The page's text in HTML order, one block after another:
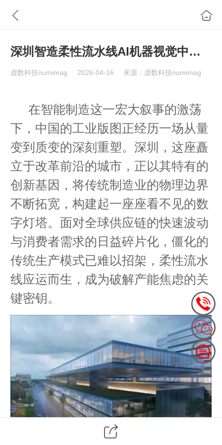
深圳智造柔性流水线AI机器视觉中枢平台
虚数科技numimag 2026-04-16 来源：虚数科技numimag
在智能制造这一宏大叙事的激荡
下，中国的工业版图正经历一场从量
变到质变的深刻重塑。深圳，这座矗
立于改革前沿的城市，正以其特有的
创新基因，将传统制造业的物理边界
不断拓宽，构建起一座座看不见的数
字灯塔。面对全球供应链的快速波动
与消费者需求的日益碎片化，僵化的
传统生产模式已难以招架，柔性流水
线应运而生，成为破解产能焦虑的关
键密钥。